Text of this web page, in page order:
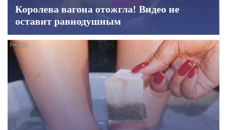
Королева вагона отожгла! Видео не
оставит равнодушным